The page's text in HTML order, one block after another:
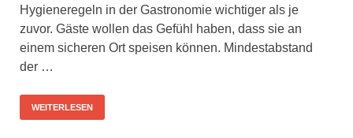
Hygieneregeln in der Gastronomie wichtiger als je
zuvor. Gäste wollen das Gefühl haben, dass sie an
einem sicheren Ort speisen können. Mindestabstand
der …
WEITERLESEN